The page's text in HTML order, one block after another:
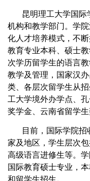
昆明理工大学国际
机构和教学部门。学
化人才培养模式，不
教育专业本科、硕士
次学历留学生的语言
教学及管理，国家汉
类、各层次留学生从
工大学境外办学点、
奖学金、云南省留学
目前，国际学院
家及地区，学生层次
高级语言进修生等。
国际教育硕士专业，
和留学生招生。